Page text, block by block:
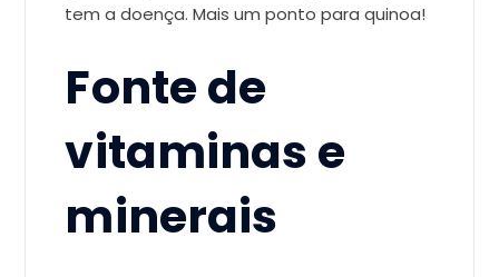
tem a doença. Mais um ponto para quinoa!
Fonte de
vitaminas e
minerais